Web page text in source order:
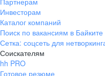
Инвесторам
Каталог компаний
Поиск по вакансиям в Байките
Сетка: соцсеть для
Соискателям
hh PRO
Готовое резюме